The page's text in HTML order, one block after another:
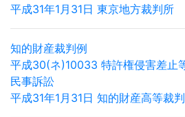
平成31年1月31日 東京地方裁判所
知的財産裁判例
平成30(ネ)10033 特許権侵害差止
民事訴訟
平成31年1月31日 知的財産高等裁